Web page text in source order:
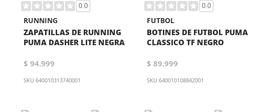
0.0
RUNNING
ZAPATILLAS DE RUNNING
PUMA DASHER LITE NEGRA
$ 94.999
SKU 640010313740001
0.0
FUTBOL
BOTINES DE FUTBOL PUMA
CLASSICO TF NEGRO
$ 89.999
SKU 640010108842001